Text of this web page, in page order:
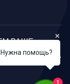
ВАШЕ
ОТЛИЧАТЬСЯ.
Нужна помощь?
1